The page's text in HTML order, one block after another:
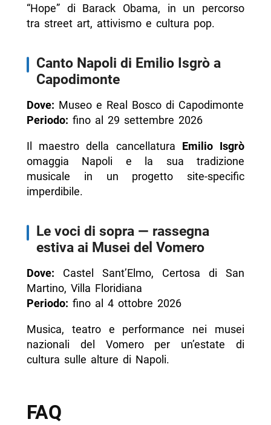
“Hope” di Barack Obama, in un percorso
tra street art, attivismo e cultura pop.
Canto Napoli di Emilio Isgrò a
Capodimonte
Dove: Museo e Real Bosco di Capodimonte
Periodo: fino al 29 settembre 2026
Il maestro della cancellatura Emilio Isgrò
omaggia Napoli e la sua tradizione
musicale in un progetto site-specific
imperdibile.
Le voci di sopra — rassegna
estiva ai Musei del Vomero
Dove: Castel Sant’Elmo, Certosa di San
Martino, Villa Floridiana
Periodo: fino al 4 ottobre 2026
Musica, teatro e performance nei musei
nazionali del Vomero per un’estate di
cultura sulle alture di Napoli.
FAQ